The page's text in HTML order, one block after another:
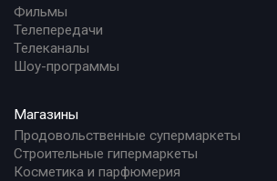
Фильмы
Телепередачи
Телеканалы
Шоу-программы
Магазины
Продовольственные супермаркеты
Строительные гипермаркеты
Косметика и парфюмерия